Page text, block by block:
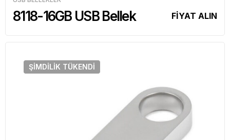
8118-16GB USB Bellek FİYAT ALIN
ŞIMDILIK TÜKENDI